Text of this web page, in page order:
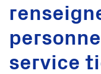
service